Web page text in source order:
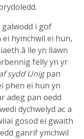
galwodd i gof
hymchwil ei hun,
â lle yn llawn
felly yn yr
sydd Unigpan
phen ei hun yn
adeg pan oedd
dychwelyd ac a
gosod ei gwaith
ganrif ymchwil